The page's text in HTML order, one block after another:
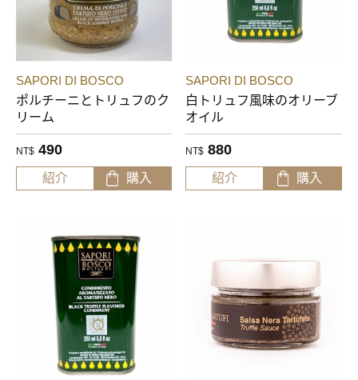
SAPORI DI BOSCO
ポルチーニとトリュフのク
リーム
NT$ 490
紹介 購入
SAPORI DI BOSCO
白トリュフ風味のオリーブ
オイル
NT$ 880
紹介 購入